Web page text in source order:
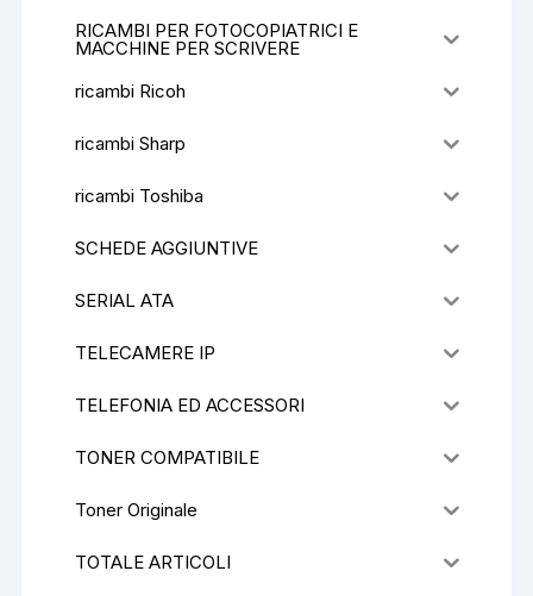
RICAMBI PER FOTOCOPIATRICI E
MACCHINE PER SCRIVERE
ricambi Ricoh
ricambi Sharp
ricambi Toshiba
SCHEDE AGGIUNTIVE
SERIAL ATA
TELECAMERE IP
TELEFONIA ED ACCESSORI
TONER COMPATIBILE
Toner Originale
TOTALE ARTICOLI